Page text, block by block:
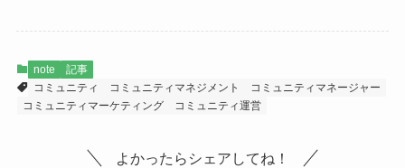
e
b
o
o
k
note
記事
コミュニティ
コミュニティマネジメント
コミュニティマネージャー
コミュニティマーケティング
コミュニティ運営
よかったらシェアしてね！